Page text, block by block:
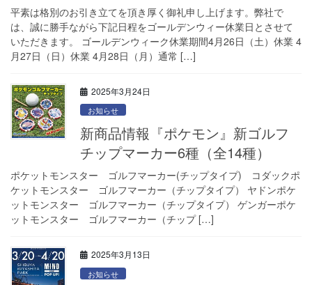
平素は格別のお引き立てを頂き厚く御礼申し上げます。弊社で
は、誠に勝手ながら下記日程をゴールデンウィー休業日とさせて
いただきます。 ゴールデンウィーク休業期間4月26日（土）休業 4
月27日（日）休業 4月28日（月）通常 […]
2025年3月24日
お知らせ
新商品情報『ポケモン』新ゴルフ
チップマーカー6種（全14種）
ポケットモンスター ゴルフマーカー(チップタイプ) コダックポ
ケットモンスター ゴルフマーカー（チップタイプ） ヤドンポケ
ットモンスター ゴルフマーカー（チップタイプ） ゲンガーポケ
ットモンスター ゴルフマーカー（チップ […]
2025年3月13日
お知らせ